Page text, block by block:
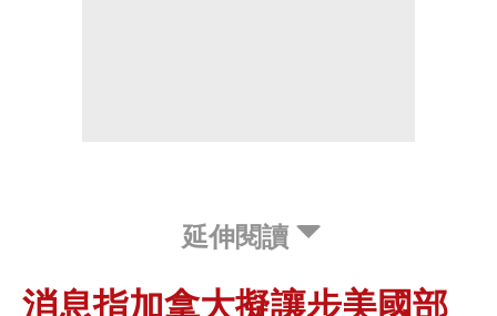
延伸閱讀
消息指加拿大擬讓步美國部